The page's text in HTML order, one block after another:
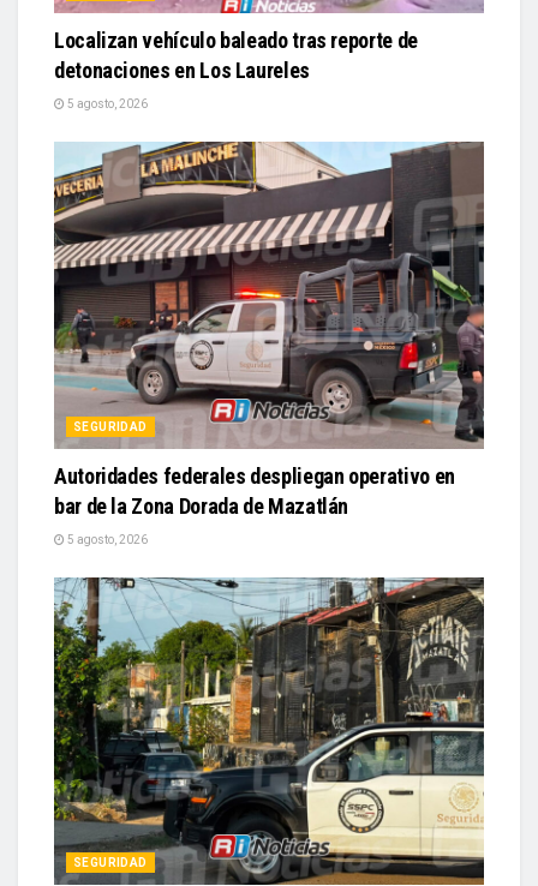
Localizan vehículo baleado tras reporte de
detonaciones en Los Laureles
5 agosto, 2026
SEGURIDAD
Autoridades federales despliegan operativo en
bar de la Zona Dorada de Mazatlán
5 agosto, 2026
SEGURIDAD